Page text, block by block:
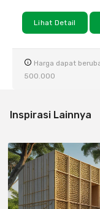
Lihat Detail
Harga dapat
500.000
Inspirasi Lainnya